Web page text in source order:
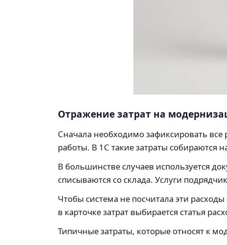
Отражение затрат на
Сначала необходимо зафиксировать
работы. В 1С такие затраты собираются
В большинстве случаев используется
списываются со склада. Услуги
Чтобы система не посчитала эти
в карточке затрат выбирается статья
Типичные затраты, которые относят к